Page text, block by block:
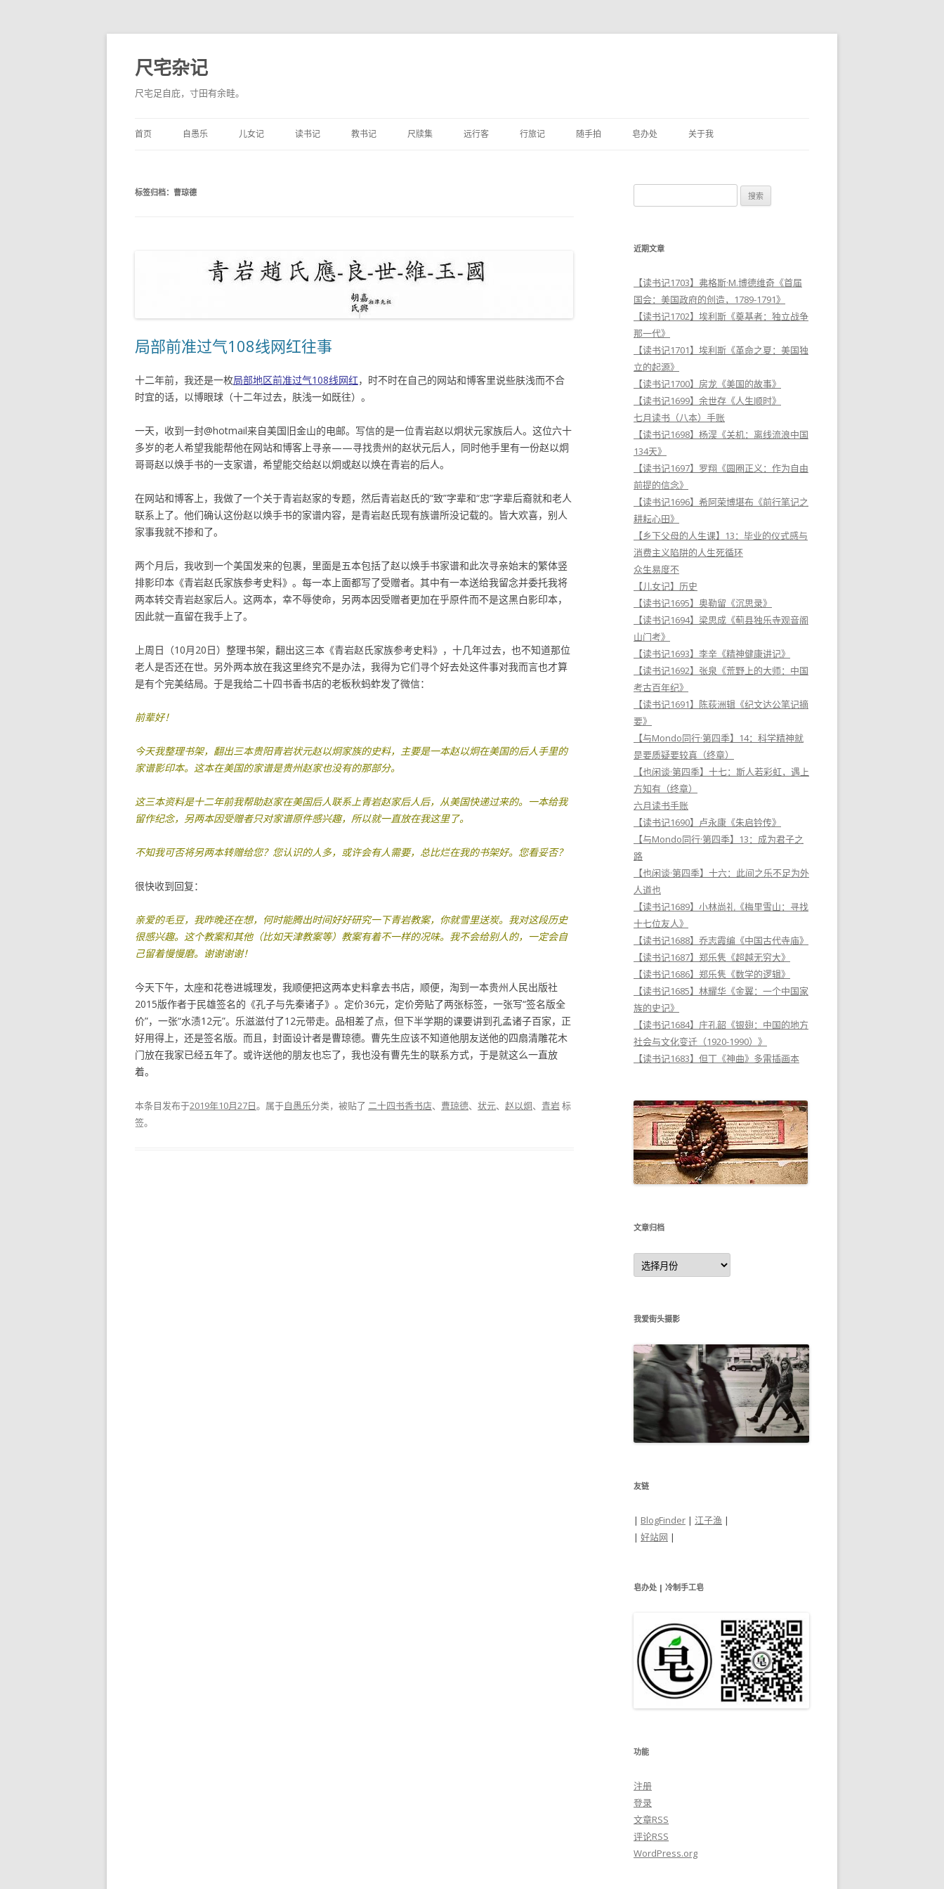
尺宅杂记
尺宅足自庇，寸田有余畦。
至
正
首页 自愚乐 儿女记 读书记 教书记 尺牍集 远行客 行旅记 随手拍 皂办处 关于我
标签归档： 曹琼德
局部前准过气108线网红往事
十二年前，我还是一枚局部地区前准过气108线网红，时不时在自己的网站和博客里说些肤浅而不合
时宜的话，以博眼球（十二年过去，肤浅一如既往）。
一天，收到一封@hotmail来自美国旧金山的电邮。写信的是一位青岩赵以炯状元家族后人。这位六十
多岁的老人希望我能帮他在网站和博客上寻亲——寻找贵州的赵状元后人，同时他手里有一份赵以炯
哥哥赵以焕手书的一支家谱，希望能交给赵以炯或赵以焕在青岩的后人。
在网站和博客上，我做了一个关于青岩赵家的专题，然后青岩赵氏的“致”字辈和“忠”字辈后裔就和老人
联系上了。他们确认这份赵以焕手书的家谱内容，是青岩赵氏现有族谱所没记载的。皆大欢喜，别人
家事我就不掺和了。
两个月后，我收到一个美国发来的包裹，里面是五本包括了赵以焕手书家谱和此次寻亲始末的繁体竖
排影印本《青岩赵氏家族参考史料》。每一本上面都写了受赠者。其中有一本送给我留念并委托我将
两本转交青岩赵家后人。这两本，幸不辱使命，另两本因受赠者更加在乎原件而不是这黑白影印本，
因此就一直留在我手上了。
上周日（10月20日）整理书架，翻出这三本《青岩赵氏家族参考史料》，十几年过去，也不知道那位
老人是否还在世。另外两本放在我这里终究不是办法，我得为它们寻个好去处这件事对我而言也才算
是有个完美结局。于是我给二十四书香书店的老板秋蚂蚱发了微信：
前辈好！
今天我整理书架，翻出三本贵阳青岩状元赵以炯家族的史料，主要是一本赵以炯在美国的后人手里的
家谱影印本。这本在美国的家谱是贵州赵家也没有的那部分。
这三本资料是十二年前我帮助赵家在美国后人联系上青岩赵家后人后，从美国快递过来的。一本给我
留作纪念，另两本因受赠者只对家谱原件感兴趣，所以就一直放在我这里了。
不知我可否将另两本转赠给您？您认识的人多，或许会有人需要，总比烂在我的书架好。您看妥否？
很快收到回复：
亲爱的毛豆，我昨晚还在想，何时能腾出时间好好研究一下青岩教案，你就雪里送炭。我对这段历史
很感兴趣。这个教案和其他（比如天津教案等）教案有着不一样的况味。我不会给别人的，一定会自
己留着慢慢磨。谢谢谢谢！
今天下午，太座和花卷进城理发，我顺便把这两本史料拿去书店，顺便，淘到一本贵州人民出版社
2015版作者于民雄签名的《孔子与先秦诸子》。定价36元，定价旁贴了两张标签，一张写“签名版全
价”，一张“水渍12元”。乐滋滋付了12元带走。品相差了点，但下半学期的课要讲到孔孟诸子百家，正
好用得上，还是签名版。而且，封面设计者是曹琼德。曹先生应该不知道他朋友送他的四扇清雕花木
门放在我家已经五年了。或许送他的朋友也忘了，我也没有曹先生的联系方式，于是就这么一直放
着。
本条目发布于2019年10月27日。属于自愚乐分类，被贴了 二十四书香书店、 曹琼德、 状元、 赵以炯、 青岩标
签。
索
近期文章
【读书记1703】弗格斯·M.博德维奇《首届
国会：美国政府的创造，1789-1791》
【读书记1702】埃利斯《奠基者：独立战争
那一代》
【读书记1701】埃利斯《革命之夏：美国独
立的起源》
【读书记1700】房龙《美国的故事》
【读书记1699】余世存《人生顺时》
七月读书（八本）手账
【读书记1698】杨淏《关机：离线流浪中国
134天》
【读书记1697】罗翔《圆圈正义：作为自由
前提的信念》
【读书记1696】希阿荣博堪布《前行笔记之
耕耘心田》
【乡下父母的人生课】13：毕业的仪式感与
消费主义陷阱的人生死循环
众生易度不
【儿女记】历史
【读书记1695】奥勒留《沉思录》
【读书记1694】梁思成《蓟县独乐寺观音阁
山门考》
【读书记1693】李辛《精神健康讲记》
【读书记1692】张泉《荒野上的大师：中国
考古百年纪》
【读书记1691】陈荻洲辑《纪文达公笔记摘
要》
【与Mondo同行·第四季】14：科学精神就
是要质疑要较真（终章）
【也闲谈·第四季】十七：斯人若彩虹，遇上
方知有（终章）
六月读书手账
【读书记1690】卢永康《朱启钤传》
【与Mondo同行·第四季】13：成为君子之
路
【也闲谈·第四季】十六：此间之乐不足为外
人道也
【读书记1689】小林尚礼《梅里雪山：寻找
十七位友人》
【读书记1688】乔志霞编《中国古代寺庙》
【读书记1687】郑乐隽《超越无穷大》
【读书记1686】郑乐隽《数学的逻辑》
【读书记1685】林耀华《金翼：一个中国家
族的史记》
【读书记1684】庄孔韶《银翅：中国的地方
社会与文化变迁（1920-1990）》
【读书记1683】但丁《神曲》多雷插画本
文章归档
文
章
归
我爱街头摄影
友链
| BlogFinder | 江子渔 |
| 好站网 |
皂办处 | 冷制手工皂
功能
注册
登录
文章RSS
评论RSS
WordPress.org